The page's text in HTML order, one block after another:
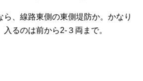
ら、線路東側の東側堤防か。かなり
るのは前から2-３両まで。